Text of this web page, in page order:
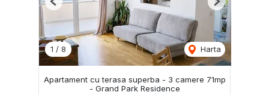
1 / 8 Harta
Previous Next
Apartament cu terasa superba - 3 camere 71mp
- Grand Park Residence